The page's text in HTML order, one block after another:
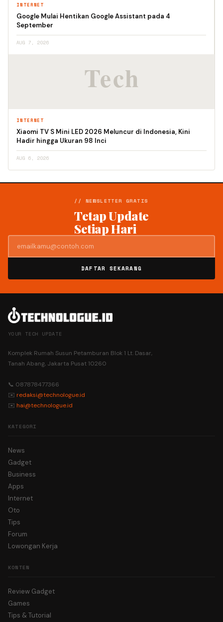
INTERNET
Google Mulai Hentikan Google Assistant pada 4
September
AUG 7, 2026
INTERNET
Xiaomi TV S Mini LED 2026 Meluncur di Indonesia, Kini
Hadir hingga Ukuran 98 Inci
AUG 6, 2026
// NEWSLETTER GRATIS
Tetap Update
Setiap Hari
DAFTAR SEKARANG
YOUR TECH UPDATE
Komplek Rumah Susun Petamburan Blok 1 Lt. Dasar,
Tanah Abang, Jakarta Pusat 10260
📞 087878477366
✉️ redaksi@technologue.id
✉️ hai@technologue.id
KATEGORI
News
Gadget
Business
Apps
Internet
Oto
Tips
Forum
Lowongan Kerja
KONTEN
Review Gadget
Games
Tips & Tutorial